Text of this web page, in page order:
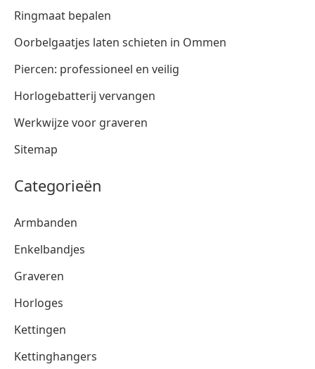
Ringmaat bepalen
Oorbelgaatjes laten schieten in Ommen
Piercen: professioneel en veilig
Horlogebatterij vervangen
Werkwijze voor graveren
Sitemap
Categorieën
Armbanden
Enkelbandjes
Graveren
Horloges
Kettingen
Kettinghangers